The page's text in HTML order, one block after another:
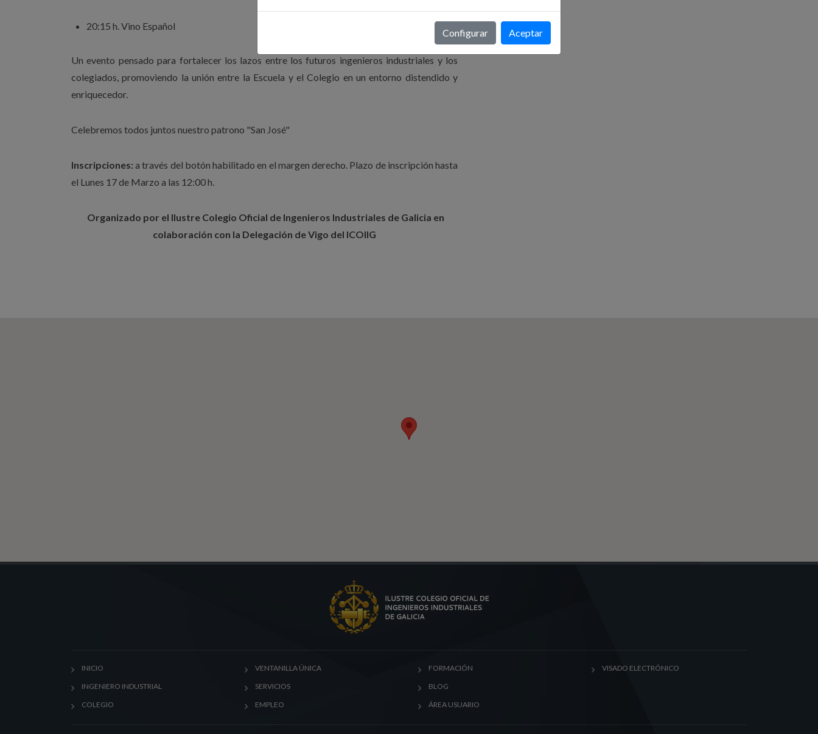
20:15 h. Vino Español
Un evento pensado para fortalecer los lazos entre los futuros ingenieros industriales y los
colegiados, promoviendo la unión entre la Escuela y el Colegio en un entorno distendido y
enriquecedor.
Celebremos todos juntos nuestro patrono "San José"
Inscripciones: a través del botón habilitado en el margen derecho. Plazo de inscripción hasta
el Lunes 17 de Marzo a las 12:00 h.
Organizado por el Ilustre Colegio Oficial de Ingenieros Industriales de Galicia en
colaboración con la Delegación de Vigo del ICOIIG
INICIO
INGENIERO INDUSTRIAL
COLEGIO
VENTANILLA ÚNICA
SERVICIOS
EMPLEO
FORMACIÓN
BLOG
ÁREA USUARIO
VISADO ELECTRÓNICO
Configurar Aceptar